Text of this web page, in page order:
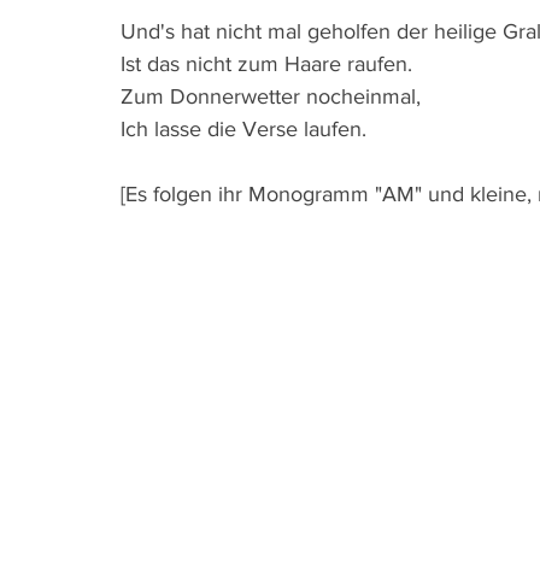
Und's hat nicht mal geholfen der heilige
Ist das nicht zum Haare raufen.
Zum Donnerwetter nocheinmal,
Ich lasse die Verse laufen.
[Es folgen ihr Monogramm "AM" und